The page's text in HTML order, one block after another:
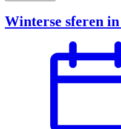
Winterse sferen